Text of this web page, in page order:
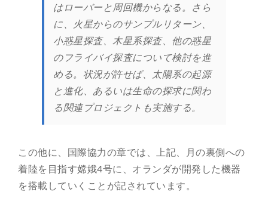
はローバーと周回機からなる。さら
に、火星からのサンプルリターン、
小惑星探査、木星系探査、他の惑星
のフライバイ探査について検討を進
める。状況が許せば、太陽系の起源
と進化、あるいは生命の探求に関わ
る関連プロジェクトも実施する。
この他に、国際協力の章では、上記、月の裏側への
着陸を目指す嫦娥4号に、オランダが開発した機器
を搭載していくことが記されています。